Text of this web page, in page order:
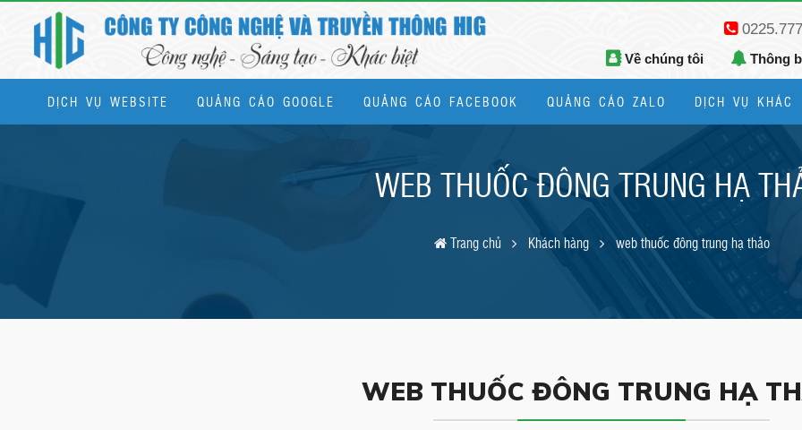
Về chúng tôi Thông
DỊCH VỤ WEBSITE QUẢNG CÁO GOOGLE QUẢNG CÁO FACEBOOK QUẢNG CÁO ZALO DỊCH VỤ KHÁC
WEB THUỐC ĐÔNG TRUNG HẠ
Trang chủ Khách hàng web thuốc đông trung hạ thảo
WEB THUỐC ĐÔNG TRUNG HẠ